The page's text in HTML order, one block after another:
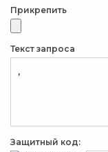
Прикрепить
Текст запроса
Защитный код: